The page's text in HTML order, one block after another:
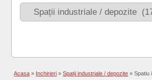
Acasa » Inchirieri » Spații industriale / depozite » Spatiu